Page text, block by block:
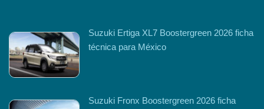
Suzuki Ertiga XL7 Boostergreen 2026 ficha
técnica para México
Suzuki Fronx Boostergreen 2026 ficha